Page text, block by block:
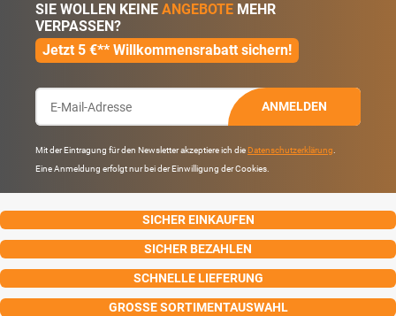
SIE WOLLEN KEINE ANGEBOTE MEHR
VERPASSEN?
Jetzt 5 €** Willkommensrabatt sichern!
ANMELDEN
Mit der Eintragung für den Newsletter akzeptiere ich die Datenschutzerklärung.
Eine Anmeldung erfolgt nur bei der Einwilligung der Cookies.
SICHER EINKAUFEN
SICHER BEZAHLEN
SCHNELLE LIEFERUNG
GROSSE SORTIMENTAUSWAHL